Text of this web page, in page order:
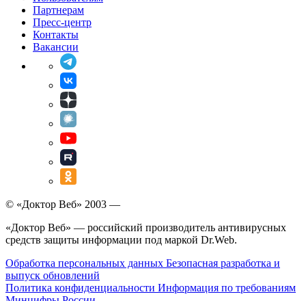
Партнерам
Пресс-центр
Контакты
Вакансии
© «Доктор Веб» 2003 —
«Доктор Веб» — российский производитель антивирусных
средств защиты информации под маркой Dr.Web.
Обработка персональных данных Безопасная разработка и
выпуск обновлений
Политика конфиденциальности Информация по требованиям